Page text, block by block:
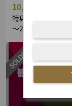
10,000
特典受付期間：
～2026/03/31